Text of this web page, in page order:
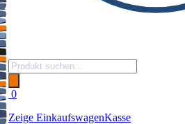
Products
search
0
Zeige EinkaufswagenKasse